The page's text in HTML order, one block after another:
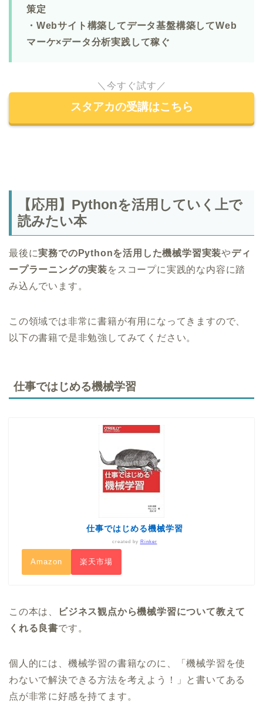
策定
・Webサイト構築してデータ基盤構築してWeb
マーケ×データ分析実践して稼ぐ
＼今すぐ試す／
スタアカの受講はこちら
【応用】Pythonを活用していく上で
読みたい本
最後に実務でのPythonを活用した機械学習実装やディ
ープラーニングの実装をスコープに実践的な内容に踏
み込んでいます。
この領域では非常に書籍が有用になってきますので、
以下の書籍で是非勉強してみてください。
仕事ではじめる機械学習
仕事ではじめる機械学習
created by Rinker
Amazon 楽天市場
この本は、
ビジネス観点から機械学習について教えて
くれる良書です。
個人的には、機械学習の書籍なのに、「機械学習を使
わないで解決できる方法を考えよう！」と書いてある
点が非常に好感を持てます。